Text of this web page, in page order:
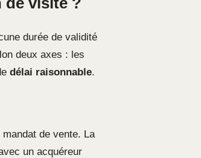
durée de validité
deux axes : les
délai raisonnable.
de vente. La
un acquéreur